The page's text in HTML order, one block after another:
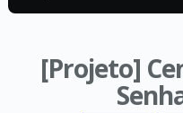
[Projeto]